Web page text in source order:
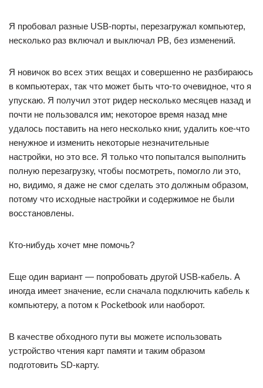
Я пробовал разные USB-порты, перезагружал компьютер,
несколько раз включал и выключал PB, без изменений.
Я новичок во всех этих вещах и совершенно не разбираюсь
в компьютерах, так что может быть что-то очевидное, что я
упускаю. Я получил этот ридер несколько месяцев назад и
почти не пользовался им; некоторое время назад мне
удалось поставить на него несколько книг, удалить кое-что
ненужное и изменить некоторые незначительные
настройки, но это все. Я только что попытался выполнить
полную перезагрузку, чтобы посмотреть, помогло ли это,
но, видимо, я даже не смог сделать это должным образом,
потому что исходные настройки и содержимое не были
восстановлены.
Кто-нибудь хочет мне помочь?
Еще один вариант — попробовать другой USB-кабель. А
иногда имеет значение, если сначала подключить кабель к
компьютеру, а потом к Pocketbook или наоборот.
В качестве обходного пути вы можете использовать
устройство чтения карт памяти и таким образом
подготовить SD-карту.